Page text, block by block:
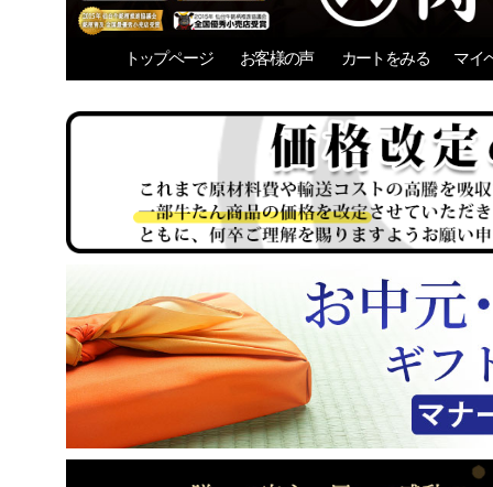
トップページ お客様の声 カートをみる マイ